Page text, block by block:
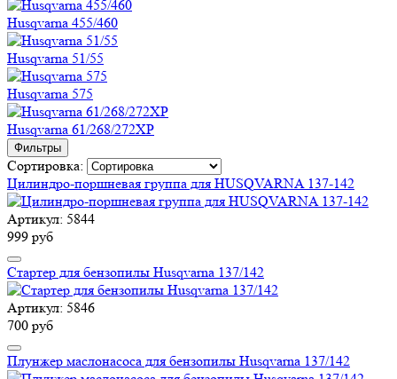
Husqvarna 455/460
Husqvarna 51/55
Husqvarna 575
Husqvarna 61/268/272XP
Фильтры
Сортировка:
Цилиндро-поршневая группа для HUSQVARNA 137-142
Артикул: 5844
999 руб
Стартер для бензопилы Husqvarna 137/142
Артикул: 5846
700 руб
Плунжер маслонасоса для бензопилы Husqvarna 137/142